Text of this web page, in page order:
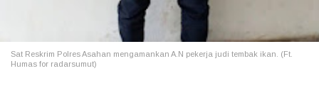
Sat Reskrim Polres Asahan mengamankan A.N pekerja judi tembak ikan. (Ft.
Humas for radarsumut)